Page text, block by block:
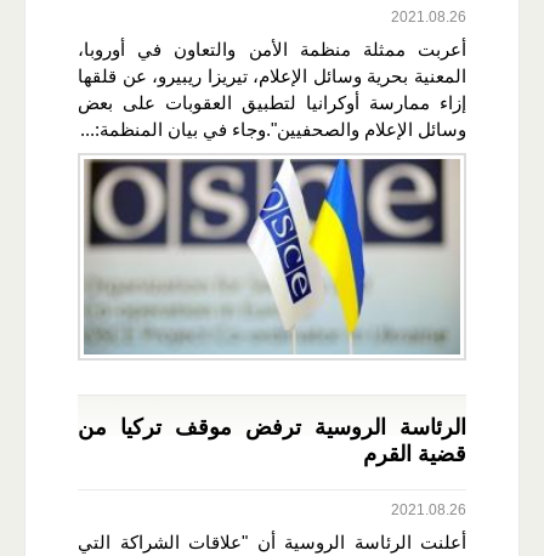
2021.08.26
أعربت ممثلة منظمة الأمن والتعاون في أوروبا،
المعنية بحرية وسائل الإعلام، تيريزا ريبيرو، عن قلقها
إزاء ممارسة أوكرانيا لتطبيق العقوبات على بعض
وسائل الإعلام والصحفيين".وجاء في بيان المنظمة:...
الرئاسة الروسية ترفض موقف تركيا من
قضية القرم
2021.08.26
أعلنت الرئاسة الروسية أن "علاقات الشراكة التي